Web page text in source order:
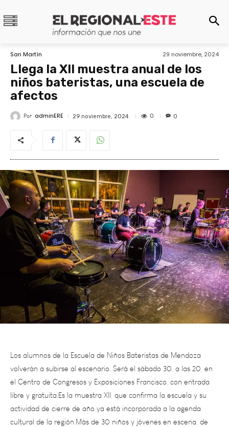
San Martín 29 noviembre, 2024
Llega la XII muestra anual de los
niños bateristas, una escuela de
afectos
Por adminERE 29 noviembre, 2024 0 0
Los alumnos de la Escuela de Niños Bateristas de Mendoza
volverán a subirse al escenario. Será el sábado 30, a las 20, en
el Centro de Congresos y Exposiciones Francisco, con entrada
libre y gratuita.Es la muestra XII, que confirma la escuela y su
actividad de cierre de año ya está incorporada a la agenda
cultural de la región.Más de 30 niños y jóvenes en escena, de
entre 7 y 20 años; además, se incorporan dos adultos que se